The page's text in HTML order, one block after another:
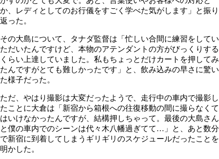
か、レディとしてのお行儀をすごく学べた気がします」と振り
返った。
その大島について、タナダ監督は「忙しい合間に練習をしてい
ただいたんですけど、本物のアテンダントの方がびっくりする
くらい上達していました。私もちょっとだけカートを押してみ
たんですがとても難しかったです」と、飲み込みの早さに驚い
た様子だった。
ただ、やはり撮影は大変だったようで、走行中の車内で撮影し
たことに大倉は「新宿から箱根への往復移動の間に撮らなくて
はいけなかったんですが、結構押しちゃって。最後の大島さん
と僕の車内でのシーンは代々木八幡過ぎてて…」と、あと数分
で新宿に到着してしまうギリギリのスケジュールだったことを
明かした。